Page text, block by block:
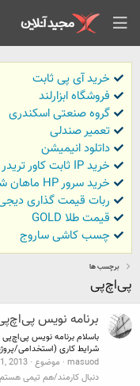
خرید آی پی ثابت
فروشگاه ابزارلند
گروه صنعتی اسکندری
تعمیر صندلی
داتلود انیمیشن
خرید IP ثابت کاور تریدر
خرید سرور HP ماهان شبکه
ربات قیمت گذاری دیجی
قیمت طلا GOLD
چسب کاشی ساروج
برچسب ها
پی‌اچ‌پی
برنامه نویس
باسلام برنامه نویس
شرایط کاری (استخدامی/
masuod موضوع 2013
دنبال کارمند/هم تیمی